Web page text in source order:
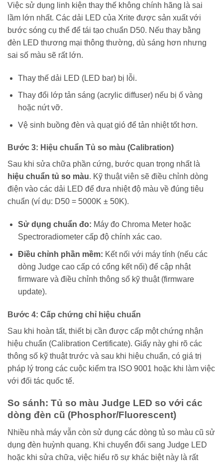
Việc sử dụng linh kiện thay thế không chính hãng là sai
lầm lớn nhất. Các dải LED của Xrite được sản xuất với
bước sóng cụ thể để tái tạo chuẩn D50. Nếu thay bằng
đèn LED thương mại thông thường, dù sáng hơn nhưng
sai số màu sẽ rất lớn.
Thay thế dải LED (LED bar) bị lỗi.
Thay đổi lớp tản sáng (acrylic diffuser) nếu bị ố vàng
hoặc nứt vỡ.
Vệ sinh buồng đèn và quạt gió để tản nhiệt tốt hơn.
Bước 3: Hiệu chuẩn Tủ so màu (Calibration)
Sau khi sửa chữa phần cứng, bước quan trọng nhất là
hiệu chuẩn tủ so màu. Kỹ thuật viên sẽ điều chỉnh dòng
điện vào các dải LED để đưa nhiệt độ màu về đúng tiêu
chuẩn (ví dụ: D50 = 5000K ± 50K).
Sử dụng chuẩn đo: Máy đo Chroma Meter hoặc
Spectroradiometer cấp độ chính xác cao.
Điều chỉnh phần mềm: Kết nối với máy tính (nếu các
dòng Judge cao cấp có cổng kết nối) để cập nhật
firmware và điều chỉnh thông số kỹ thuật (firmware
update).
Bước 4: Cấp chứng chỉ hiệu chuẩn
Sau khi hoàn tất, thiết bị cần được cấp một chứng nhận
hiệu chuẩn (Calibration Certificate). Giấy này ghi rõ các
thông số kỹ thuật trước và sau khi hiệu chuẩn, có giá trị
pháp lý trong các cuộc kiểm tra ISO 9001 hoặc khi làm việc
với đối tác quốc tế.
So sánh: Tủ so màu Judge LED so với các
dòng đèn cũ (Phosphor/Fluorescent)
Nhiều nhà máy vẫn còn sử dụng các dòng tủ so màu cũ sử
dụng đèn huỳnh quang. Khi chuyển đổi sang Judge LED
hoặc khi sửa chữa, việc hiểu rõ sự khác biệt này là rất